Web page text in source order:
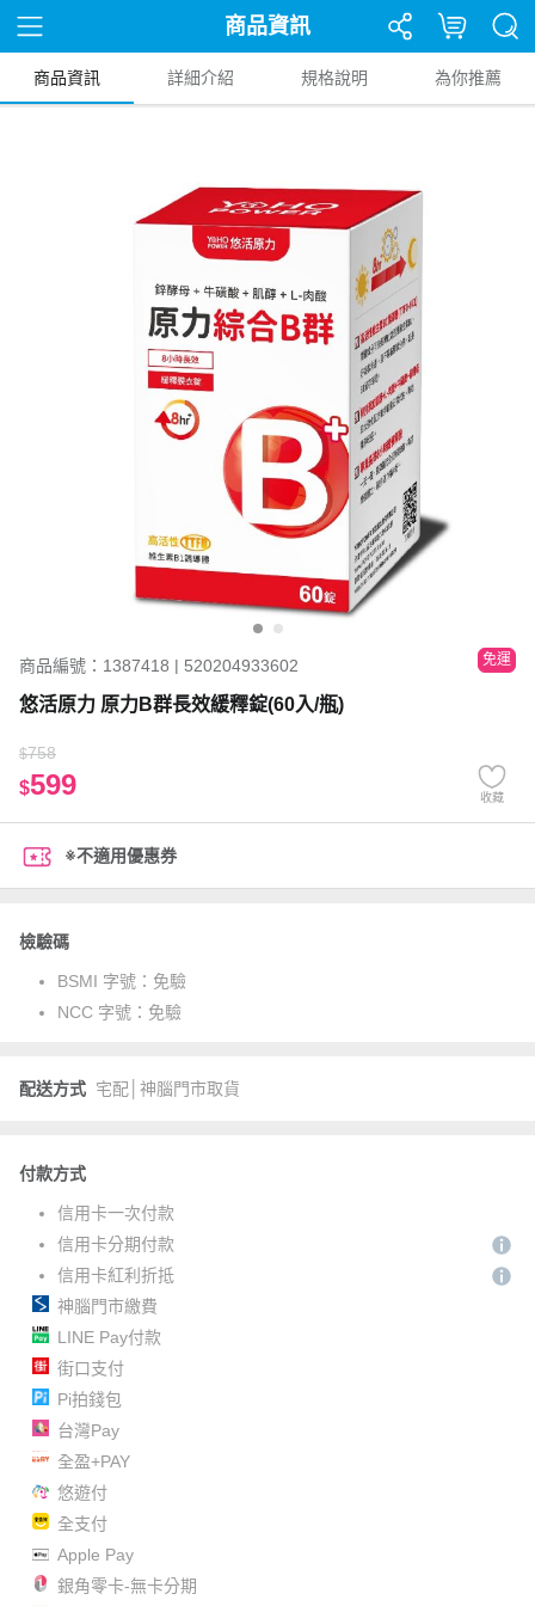
商品資訊
商品資訊 詳細介紹 規格說明 為你推薦
商品編號：1387418 | 520204933602 免運
悠活原力 原力B群長效緩釋錠(60入/瓶)
$758
$599 收藏
※不適用優惠券
檢驗碼
BSMI 字號： 免驗
NCC 字號： 免驗
配送方式 宅配│神腦門市取貨
付款方式
信用卡一次付款
信用卡分期付款
信用卡紅利折抵
神腦門市繳費
LINE Pay付款
街口支付
Pi拍錢包
台灣Pay
全盈+PAY
悠遊付
全支付
Apple Pay
銀角零卡-無卡分期